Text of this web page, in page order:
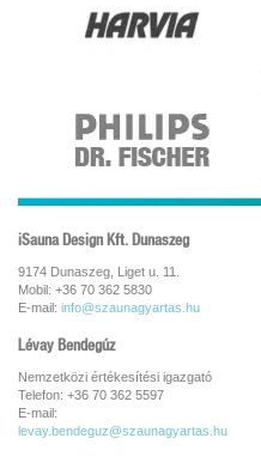
iSauna Design Kft. Dunaszeg
9174 Dunaszeg, Liget u. 11.
Mobil: +36 70 362 5830
E-mail: info@szaunagyartas.hu
Lévay Bendegúz
Nemzetközi értékesítési igazgató
Telefon: +36 70 362 5597
E-mail:
levay.bendeguz@szaunagyartas.hu